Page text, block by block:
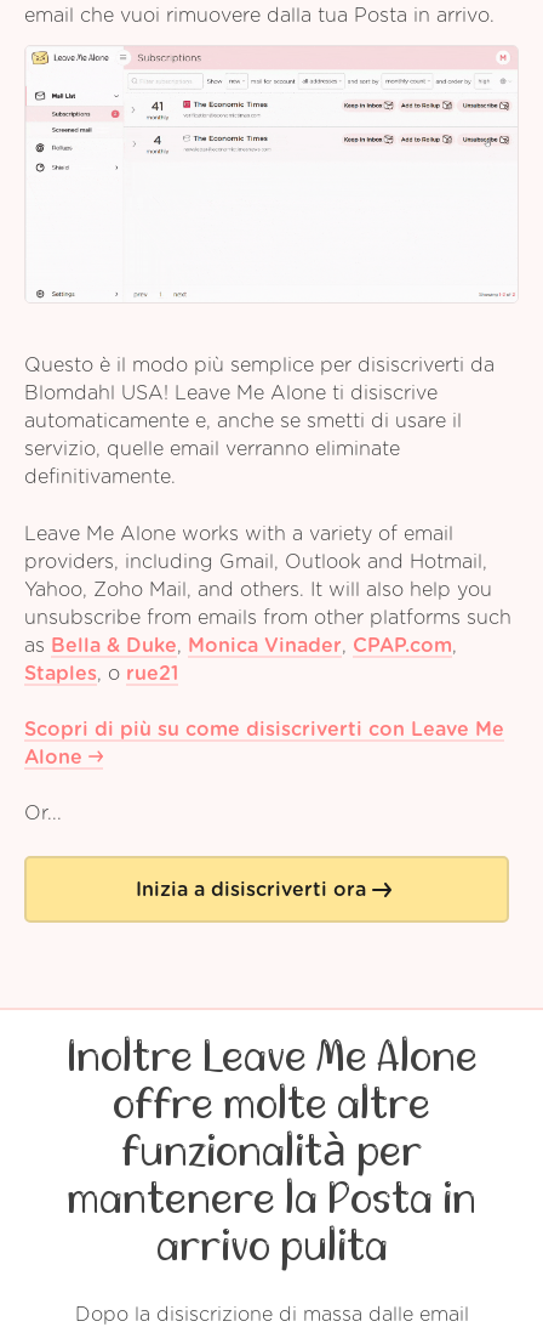
email che vuoi rimuovere dalla tua Posta in arrivo.
Questo è il modo più semplice per disiscriverti da
Blomdahl USA! Leave Me Alone ti disiscrive
automaticamente e, anche se smetti di usare il
servizio, quelle email verranno eliminate
definitivamente.
Leave Me Alone works with a variety of email
providers, including Gmail, Outlook and Hotmail,
Yahoo, Zoho Mail, and others. It will also help you
unsubscribe from emails from other platforms such
as Bella & Duke, Monica Vinader, CPAP.com,
Staples, o rue21
Scopri di più su come disiscriverti con Leave Me
Alone
Or...
Inizia a disiscriverti ora
Inoltre Leave Me Alone
offre molte altre
funzionalità per
mantenere la Posta in
arrivo pulita
Dopo la disiscrizione di massa dalle email